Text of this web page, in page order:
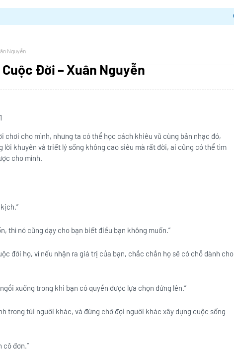
Nguyễn
Đời – Xuân Nguyễn
chơi cho mình, nhưng ta có thể học cách khiêu vũ cùng bản nhạc đó,
lời khuyên và triết lý sống không cao siêu mà rất đời, ai cũng có thể tìm
cho mình.
thì nó cũng dạy cho bạn biết điều bạn không muốn.”
đời họ, vì nếu nhận ra giá trị của bạn, chắc chắn họ sẽ có chỗ dành cho
xuống trong khi bạn có quyền được lựa chọn đứng lên.”
trong túi người khác, và đừng chờ đợi người khác xây dựng cuộc sống
cô đơn.”